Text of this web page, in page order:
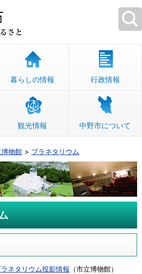
暮らしの情報 行政情報
観光情報 中野市について
物館 プラネタリウム
ラネタリウム投影情報 （市立博物館）